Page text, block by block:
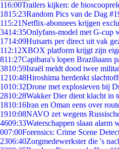
116:00Trailers kijken: de
1815:23Random Pics van de Dag
115:21Netflix-abonnees krijgen
3414:35Onlyfans-model met G-cup
1714:09Huisarts per direct uit vak
112:12XBOX platform krijgt zijn
811:27Capibara's lopen Braziliaans
3810:59Israël meldt dood twee
1210:48Hiroshima herdenkt
1010:32Drone met explosieven bij
2810:28Wakker Dier dient klacht in
1810:16Iran en Oman eens over
1910:08NAVO zet wegens
4609:33Waterschappen slaan alarm
007:00Forensics: Crime Scene
2306:40Zorgmedewerkster die 's